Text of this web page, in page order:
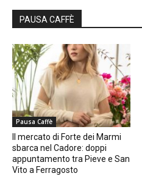
PAUSA CAFFÈ
Pausa Caffè
Il mercato di Forte dei Marmi
sbarca nel Cadore: doppi
appuntamento tra Pieve e San
Vito a Ferragosto